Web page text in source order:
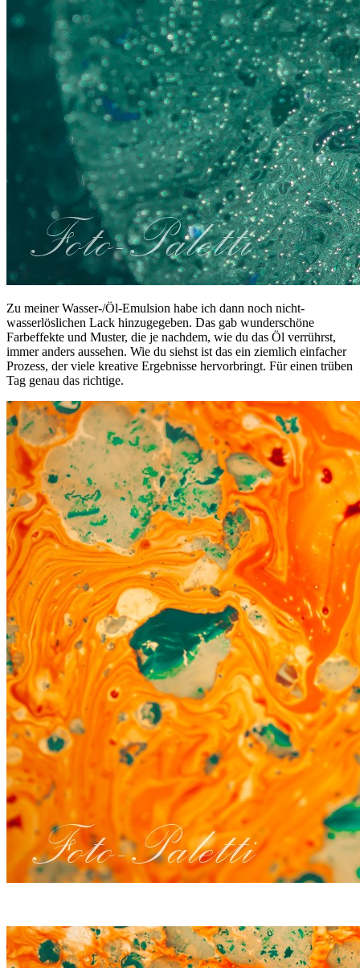
Zu meiner Wasser-/Öl-Emulsion habe ich dann noch nicht-
wasserlöslichen Lack hinzugegeben. Das gab wunderschöne
Farbeffekte und Muster, die je nachdem, wie du das Öl verrührst,
immer anders aussehen. Wie du siehst ist das ein ziemlich einfacher
Prozess, der viele kreative Ergebnisse hervorbringt. Für einen trüben
Tag genau das richtige.